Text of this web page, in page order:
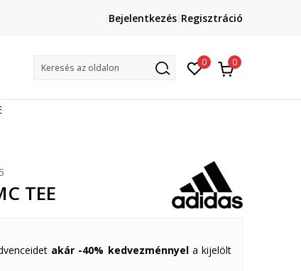
Lépj velünk kapcsolatba
online@sport-vision.huBejelentkezés Regisztráció
Keresés az oldalon 0 0
TEE
akár -40% kedvezménnyel a kijelölt